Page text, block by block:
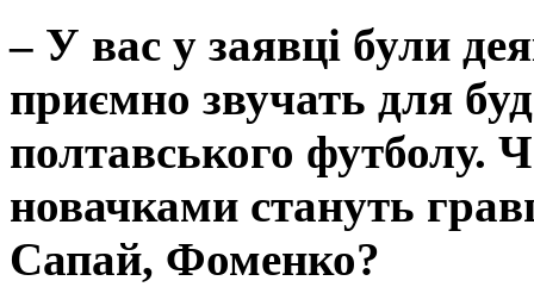
– У вас у заявці були
приємно звучать для
полтавського футболу.
новачками стануть
Сапай, Фоменко?